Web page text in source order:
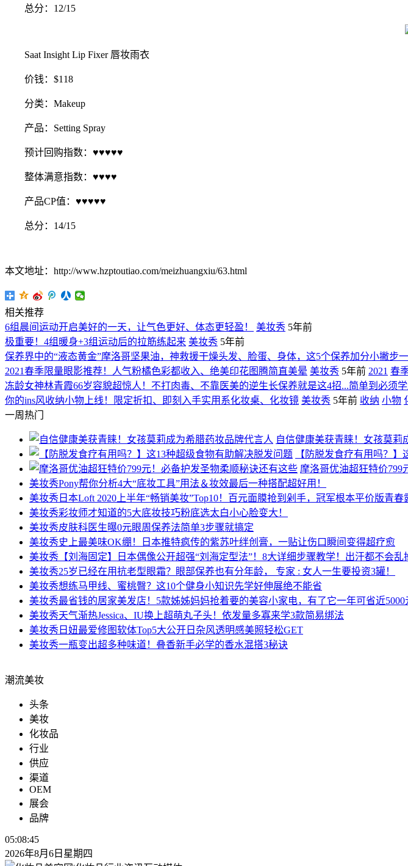
总分：12/15
Saat Insight Lip Fixer 唇妆雨衣
价钱：$118
分类：Makeup
产品：Setting Spray
预计回购指数：♥♥♥♥♥
整体满意指数：♥♥♥♥
产品CP值：♥♥♥♥♥
总分：14/15
本文地址：http://www.hzptoutiao.com/meizhuangxiu/63.html
相关推荐
6组晨间运动开启美好的一天，让气色更好、体态更轻盈！
美妆秀 5年前
极重要！4组暖身+3组运动后的拉筋练起来 美妆秀 5年前
保养界中的“液态黄金”摩洛哥坚果油，神救援干燥头发、脸蛋、身体，这5个保养加分小撇步
2021春季限量眼影推荐！人气粉橘色彩都收入、绝美印花图腾简直美晕 美妆秀 5年前 2021 春
冻龄女神林青霞66岁容貌超惊人！不打肉毒、不靠医美的逆生长保养就是这4招...简单到必须
你的ins风收纳小物上线！限定折扣、即刻入手实用系化妆桌、化妆镜 美妆秀 5年前 收纳 小物
一周热门
自信健康美获青睐！女孩莫莉
【防脱发食疗有用吗？
摩洛哥优油超狂特价799
美妆秀Pony帮你分析4大“底妆工具”用法＆妆效最后一种搭配超好用！
美妆秀 日本Loft 2020上半年“畅销美妆”Top10！百元面膜抢到剁手，冠军根本平价版青春
美妆秀彩妆师才知道的5大底妆技巧粉底选太白小心脸变大！
美妆秀皮肤科医生曝0元眼周保养法简单3步骤就搞定
美妆秀史上最美味OK绷！日本推特疯传的紫苏叶绊创膏，一贴让伤口瞬间变得超疗愈
美妆秀 【刘海固定】日本偶像公开超强“刘海定型法”！8大详细步骤教学！出汗都不会乱
美妆秀25岁已经在用抗老型眼霜？眼部保养也有分年龄， 专家 : 女人一生要投资3罐！
美妆秀想练马甲线、蜜桃臀？这10个健身小知识先学好伸展绝不能省
美妆秀最省钱的居家美发店！5款姊姊妈妈抢着要的美容小家电，有了它一年可省近5000
美妆秀天气渐热Jessica、IU换上超萌丸子头！依发量多寡来学3款简易绑法
美妆秀 日妞最爱修图软体Top5大公开日杂风透明感美照轻松GET
美妆秀一瓶变出超多种味道！叠香新手必学的香水混搭3秘诀
潮流美妆
头条
美妆
化妆品
行业
供应
渠道
OEM
展会
品牌
05:08:45
2026年8月6日星期四